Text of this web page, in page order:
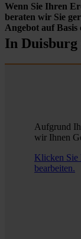
Wenn Sie Ihren
beraten wir Sie
Angebot auf Basis
In
Aufgrund
wir Ihnen
Klicken Sie
bearbeiten.